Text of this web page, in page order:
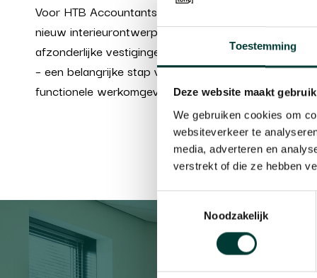
Toestemming
Deze website maakt
We gebruiken cookies om
websiteverkeer te
media, adverteren en
verstrekt of die ze hebben
Toestemmingsselectie
Noodzakelijk
Voor HTB Accountants kregen wij bij Duotone de
nieuw interieurontwerp te realiseren voor hun
afzonderlijke vestigingen zijn samengevoegd tot één
– een belangrijke stap voor de organisatie, die
functionele werkomgeving.